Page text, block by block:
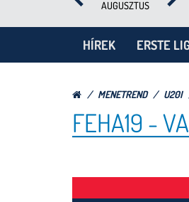
AUGUSZTUS
HÍREK ERSTE
MENETREND U20I
FEHA19 -